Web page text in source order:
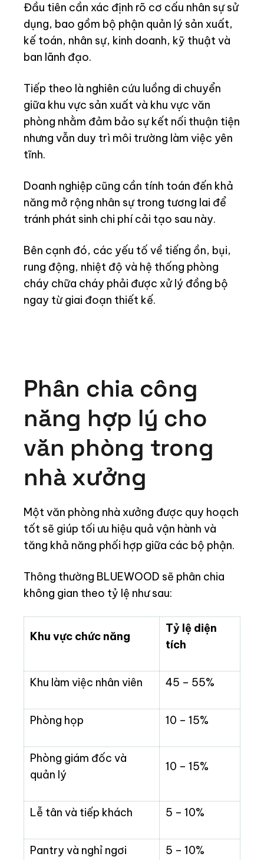
Đầu tiên cần xác định rõ cơ cấu nhân sự sử
dụng, bao gồm bộ phận quản lý sản xuất,
kế toán, nhân sự, kinh doanh, kỹ thuật và
ban lãnh đạo.
Tiếp theo là nghiên cứu luồng di chuyển
giữa khu vực sản xuất và khu vực văn
phòng nhằm đảm bảo sự kết nối thuận tiện
nhưng vẫn duy trì môi trường làm việc yên
tĩnh.
Doanh nghiệp cũng cần tính toán đến khả
năng mở rộng nhân sự trong tương lai để
tránh phát sinh chi phí cải tạo sau này.
Bên cạnh đó, các yếu tố về tiếng ồn, bụi,
rung động, nhiệt độ và hệ thống phòng
cháy chữa cháy phải được xử lý đồng bộ
ngay từ giai đoạn thiết kế.
Phân chia công
năng hợp lý cho
văn phòng trong
nhà xưởng
Một văn phòng nhà xưởng được quy hoạch
tốt sẽ giúp tối ưu hiệu quả vận hành và
tăng khả năng phối hợp giữa các bộ phận.
Thông thường BLUEWOOD sẽ phân chia
không gian theo tỷ lệ như sau:
Khu vực chức năng
Tỷ lệ diện
tích
Khu làm việc nhân viên 45 – 55%
Phòng họp 10 – 15%
Phòng giám đốc và
quản lý
10 – 15%
Lễ tân và tiếp khách 5 – 10%
Pantry và nghỉ ngơi 5 – 10%